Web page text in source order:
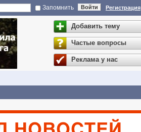
Запомнить Войти Регистрация
Добавить тему
Частые вопросы
Реклама у нас